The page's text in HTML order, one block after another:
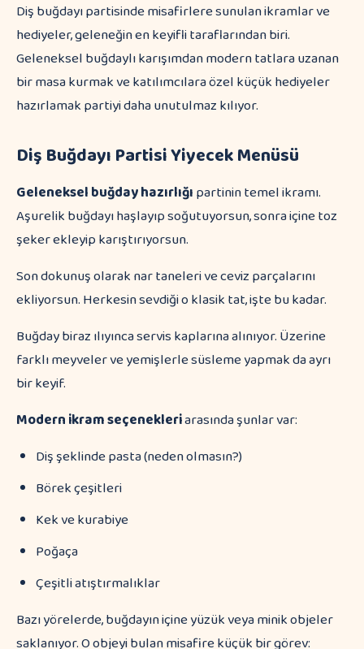
Diş buğdayı partisinde misafirlere sunulan ikramlar ve
hediyeler, geleneğin en keyifli taraflarından biri.
Geleneksel buğdaylı karışımdan modern tatlara uzanan
bir masa kurmak ve katılımcılara özel küçük hediyeler
hazırlamak partiyi daha unutulmaz kılıyor.
Diş Buğdayı Partisi Yiyecek Menüsü
Geleneksel buğday hazırlığıpartinin temel ikramı.
Aşurelik buğdayı haşlayıp soğutuyorsun, sonra içine toz
şeker ekleyip karıştırıyorsun.
Son dokunuş olarak nar taneleri ve ceviz parçalarını
ekliyorsun. Herkesin sevdiği o klasik tat, işte bu kadar.
Buğday biraz ılıyınca servis kaplarına alınıyor. Üzerine
farklı meyveler ve yemişlerle süsleme yapmak da ayrı
bir keyif.
Modern ikram seçenekleriarasında şunlar var:
Diş şeklinde pasta (neden olmasın?)
Börek çeşitleri
Kek ve kurabiye
Poğaça
Çeşitli atıştırmalıklar
Bazı yörelerde, buğdayın içine yüzük veya minik objeler
saklanıyor. O objeyi bulan misafire küçük bir görev: